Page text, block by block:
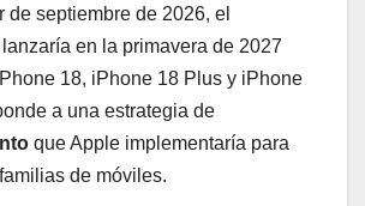
de septiembre de 2026, el
en la primavera de 2027
18, iPhone 18 Plus y iPhone
a una estrategia de
que Apple implementaría para
de móviles.